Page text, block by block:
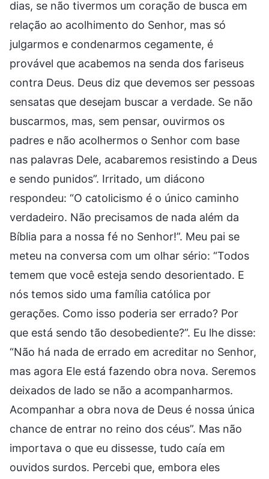
dias, se não tivermos um coração de busca em
relação ao acolhimento do Senhor, mas só
julgarmos e condenarmos cegamente, é
provável que acabemos na senda dos fariseus
contra Deus. Deus diz que devemos ser pessoas
sensatas que desejam buscar a verdade. Se não
buscarmos, mas, sem pensar, ouvirmos os
padres e não acolhermos o Senhor com base
nas palavras Dele, acabaremos resistindo a Deus
e sendo punidos”. Irritado, um diácono
respondeu: “O catolicismo é o único caminho
verdadeiro. Não precisamos de nada além da
Bíblia para a nossa fé no Senhor!”. Meu pai se
meteu na conversa com um olhar sério: “Todos
temem que você esteja sendo desorientado. E
nós temos sido uma família católica por
gerações. Como isso poderia ser errado? Por
que está sendo tão desobediente?”. Eu lhe disse:
“Não há nada de errado em acreditar no Senhor,
mas agora Ele está fazendo obra nova. Seremos
deixados de lado se não a acompanharmos.
Acompanhar a obra nova de Deus é nossa única
chance de entrar no reino dos céus”. Mas não
importava o que eu dissesse, tudo caía em
ouvidos surdos. Percebi que, embora eles